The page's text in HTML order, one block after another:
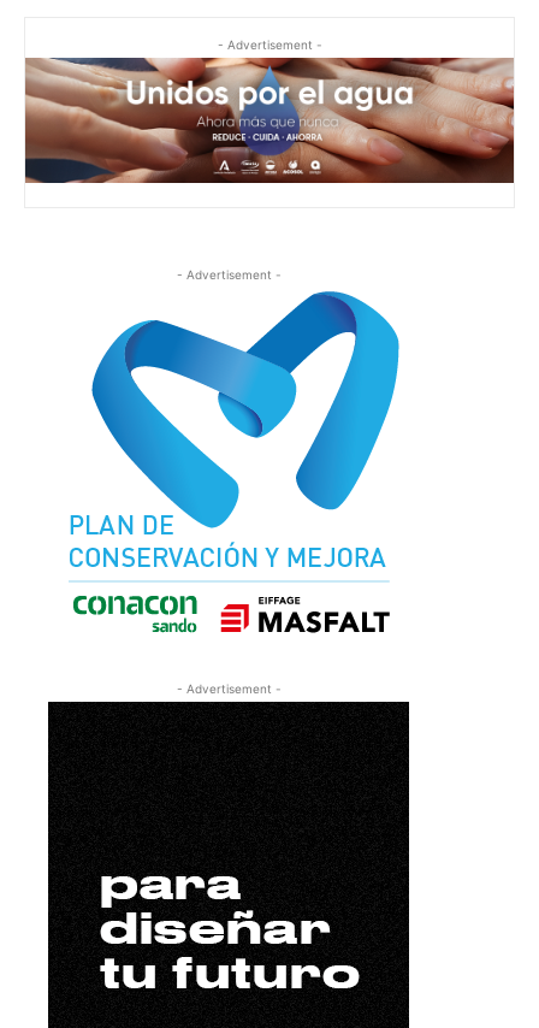
- Advertisement -
- Advertisement -
- Advertisement -